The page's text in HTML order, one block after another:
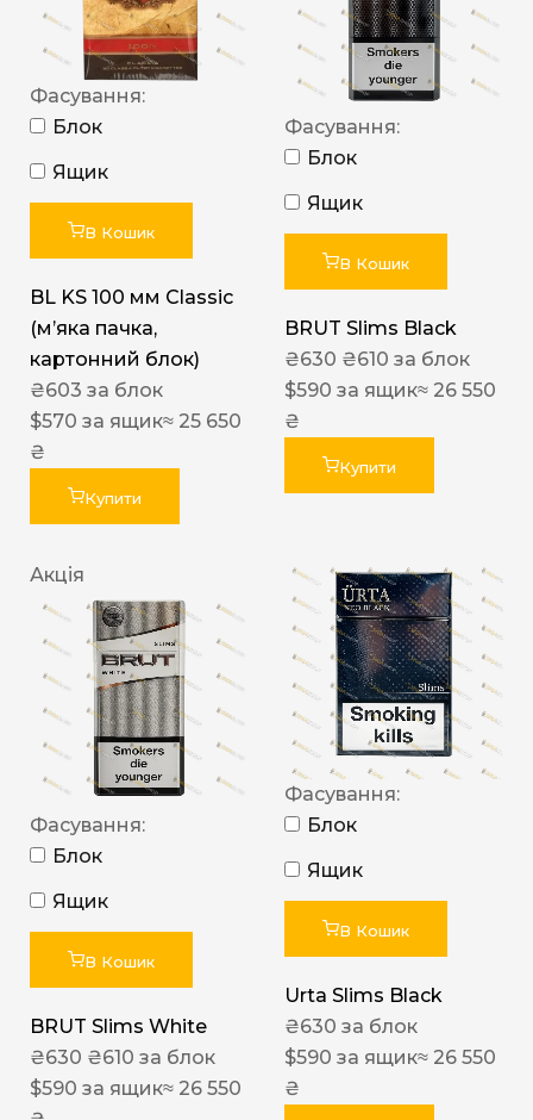
Фасування:
Блок
Ящик
В Кошик
BL KS 100 мм Classic
(м’яка пачка,
картонний блок)
₴603 за блок
$570 за ящик≈ 25 650
₴
Купити
Фасування:
Блок
Ящик
В Кошик
BRUT Slims Black
₴630 ₴610 за блок
$590 за ящик≈ 26 550
₴
Купити
Акція
Фасування:
Блок
Ящик
В Кошик
BRUT Slims White
₴630 ₴610 за блок
$590 за ящик≈ 26 550
Фасування:
Блок
Ящик
В Кошик
Urta Slims Black
₴630 за блок
$590 за ящик≈ 26 550
₴